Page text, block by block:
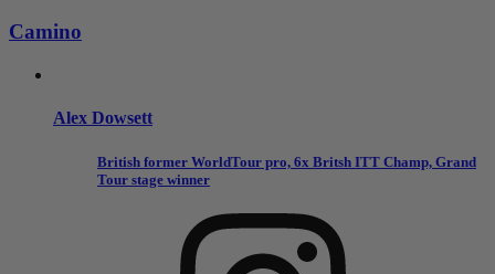
Camino
Alex Dowsett
British former WorldTour pro, 6x Britsh ITT Champ, Grand
Tour stage winner